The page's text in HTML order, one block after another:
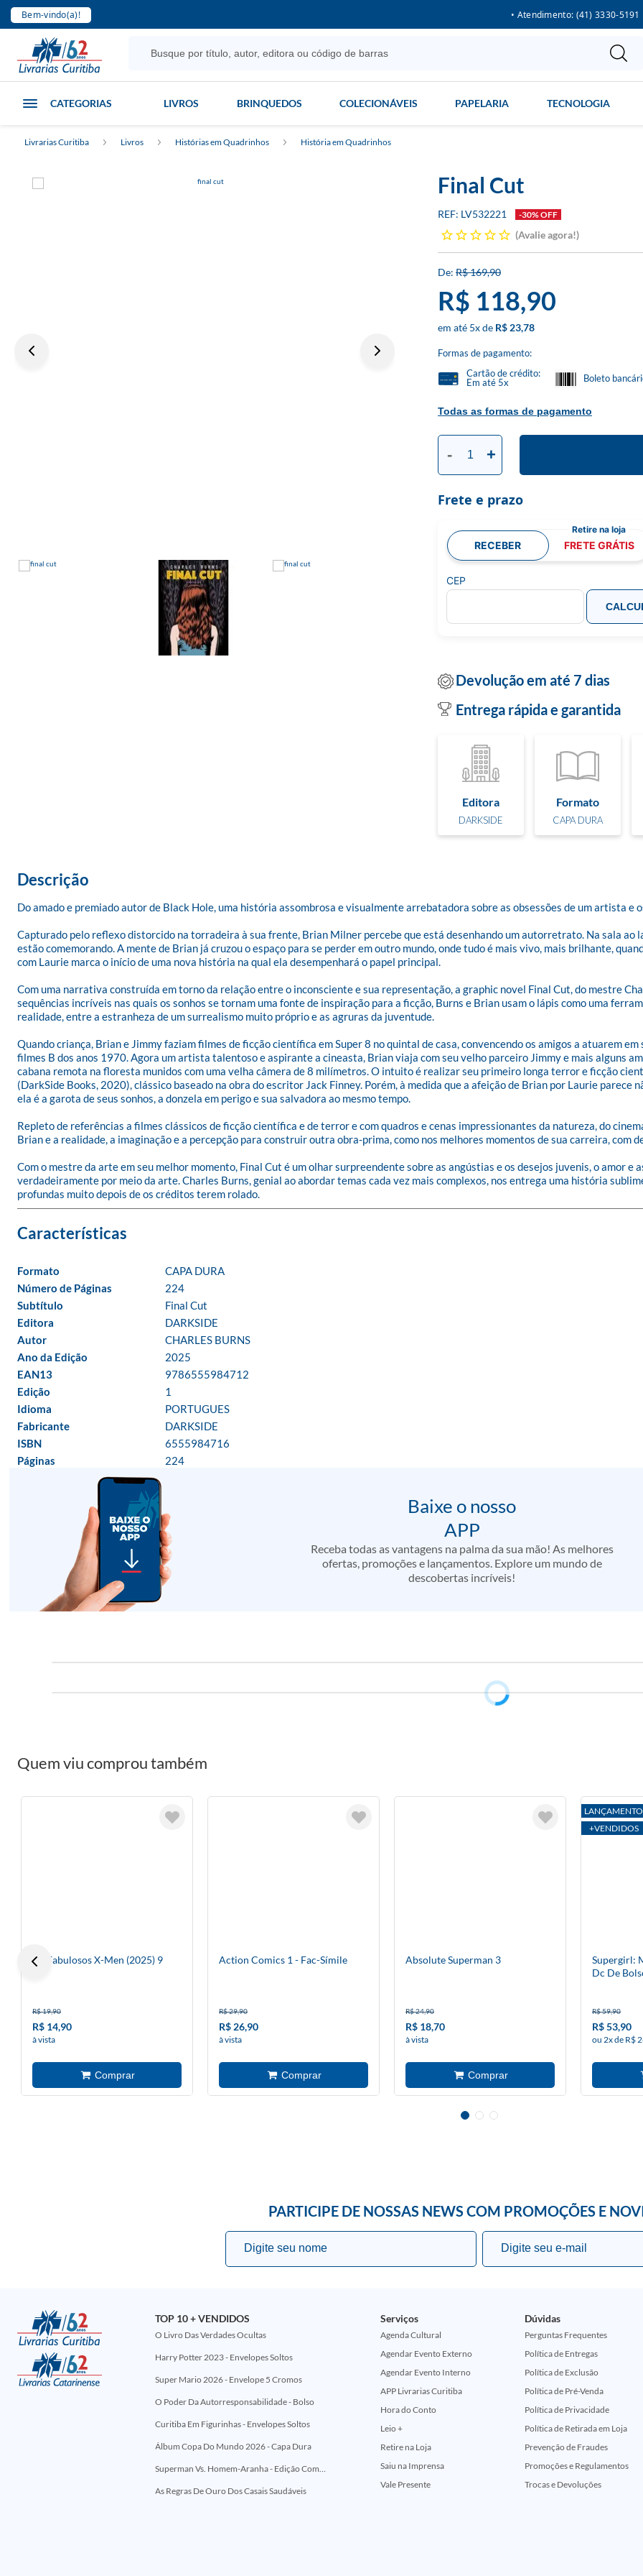
Bem-vindo(a)! • Atendimento: (41) 3330-5191
CATEGORIAS LIVROS BRINQUEDOS COLECIONÁVEIS PAPELARIA TECNOLOGIA
Livrarias Curitiba Livros Histórias em Quadrinhos História em Quadrinhos
Final Cut
LV532221 -30% OFF
Avalie agora!
R$ 169,90
R$ 118,90
5x R$ 23,78
Formas de pagamento:
Todas as formas de pagamento
Cartão de crédito:
Em até 5x
Boleto
- +
Frete e prazo
RECEBER FRETE GRÁTIS
CEP
Devolução em até 7 dias
Entrega rápida e garantida
Editora
DARKSIDE
Formato
CAPA DURA
Descrição
Do amado e premiado autor de Black Hole, uma história assombrosa e visualmente arrebatadora sobre as obsessões de um artista e
Capturado pelo reflexo distorcido na torradeira à sua frente, Brian Milner percebe que está desenhando um autorretrato. Na sala ao
estão comemorando. A mente de Brian já cruzou o espaço para se perder em outro mundo, onde tudo é mais vivo, mais brilhante,
com Laurie marca o início de uma nova história na qual ela desempenhará o papel principal.
Com uma narrativa construída em torno da relação entre o inconsciente e sua representação, a graphic novel Final Cut, do mestre
sequências incríveis nas quais os sonhos se tornam uma fonte de inspiração para a ficção, Burns e Brian usam o lápis como uma
realidade, entre a estranheza de um surrealismo muito próprio e as agruras da juventude.
Quando criança, Brian e Jimmy faziam filmes de ficção científica em Super 8 no quintal de casa, convencendo os amigos a atuarem
filmes B dos anos 1970. Agora um artista talentoso e aspirante a cineasta, Brian viaja com seu velho parceiro Jimmy e mais alguns
cabana remota na floresta munidos com uma velha câmera de 8 milímetros. O intuito é realizar seu primeiro longa terror e ficção
(DarkSide Books, 2020), clássico baseado na obra do escritor Jack Finney. Porém, à medida que a afeição de Brian por Laurie parece
ela é a garota de seus sonhos, a donzela em perigo e sua salvadora ao mesmo tempo.
Repleto de referências a filmes clássicos de ficção científica e de terror e com quadros e cenas impressionantes da natureza, do
Brian e a realidade, a imaginação e a percepção para construir outra obra-prima, como nos melhores momentos de sua carreira, com
Com o mestre da arte em seu melhor momento, Final Cut é um olhar surpreendente sobre as angústias e os desejos juvenis, o amor e
verdadeiramente por meio da arte. Charles Burns, genial ao abordar temas cada vez mais complexos, nos entrega uma história
profundas muito depois de os créditos terem rolado.
Formato
CAPA DURA
Número de Páginas
224
Subtítulo
Final Cut
Editora
DARKSIDE
Autor
CHARLES BURNS
Ano da Edição
2025
EAN13
9786555984712
Edição
1
Idioma
PORTUGUES
Fabricante
DARKSIDE
ISBN
6555984716
Páginas
224
Baixe o nosso
APP
Receba todas as vantagens na palma da sua mão! As melhores
ofertas, promoções e lançamentos. Explore um mundo de
descobertas incríveis!
Quem viu comprou também
Os Fabulosos X-Men (2025) 9
R$ 19,90
R$ 14,90
à vista
Action Comics 1 - Fac-Símile
R$ 29,90
R$ 26,90
à vista
Absolute Superman 3
R$ 24,90
R$ 18,70
à vista
LANÇAMENTO
+VENDIDOS
Supergirl:
Dc De
R$ 59,90
R$ 53,90
ou 2x de R$
PARTICIPE DE NOSSAS NEWS COM PROMOÇÕES E
TOP 10 + VENDIDOS
O Livro Das Verdades Ocultas
Harry Potter 2023 - Envelopes Soltos
Super Mario 2026 - Envelope 5 Cromos
O Poder Da Autorresponsabilidade - Bolso
Curitiba Em Figurinhas - Envelopes Soltos
Álbum Copa Do Mundo 2026 - Capa Dura
Superman Vs. Homem-Aranha - Edição Comemorativa 50 Anos (Encontros Clássicos Dc E Marvel)
As Regras De Ouro Dos Casais Saudáveis
Serviços
Agenda Cultural
Agendar Evento Externo
Agendar Evento Interno
APP Livrarias Curitiba
Hora do Conto
Leio +
Retire na Loja
Saiu na Imprensa
Vale Presente
Dúvidas
Perguntas Frequentes
Política de Entregas
Política de Exclusão
Política de Pré-Venda
Política de Privacidade
Política de Retirada em Loja
Prevenção de Fraudes
Promoções e Regulamentos
Trocas e Devoluções